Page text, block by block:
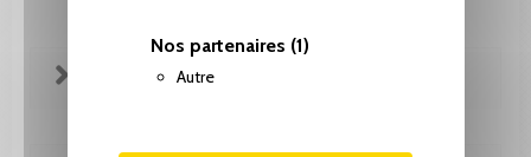
Nos partenaires (1)
Autre
FICHE TECHNIQUE